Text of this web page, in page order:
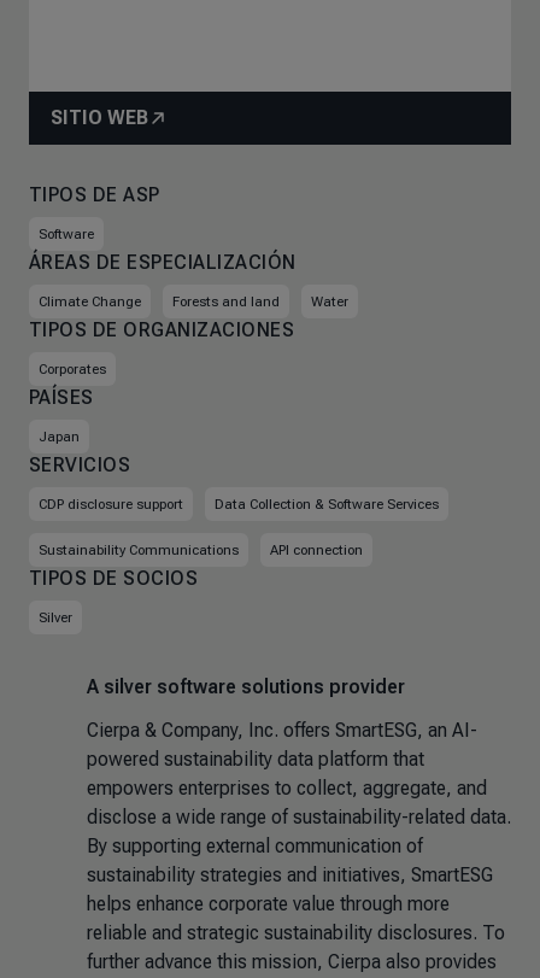
SITIO WEB
TIPOS DE ASP
Software
ÁREAS DE ESPECIALIZACIÓN
Climate Change Forests and land Water
TIPOS DE ORGANIZACIONES
Corporates
PAÍSES
Japan
SERVICIOS
CDP disclosure support Data Collection & Software Services
Sustainability Communications API connection
TIPOS DE SOCIOS
Silver
A silver software solutions provider
Cierpa & Company, Inc. offers SmartESG, an AI-
powered sustainability data platform that
empowers enterprises to collect, aggregate, and
disclose a wide range of sustainability-related data.
By supporting external communication of
sustainability strategies and initiatives, SmartESG
helps enhance corporate value through more
reliable and strategic sustainability disclosures. To
further advance this mission, Cierpa also provides